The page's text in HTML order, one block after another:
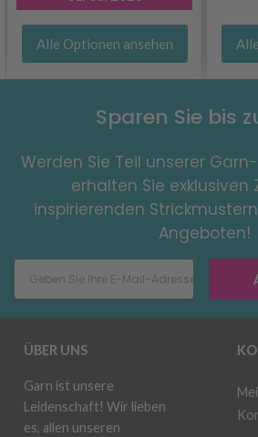
Alle Optionen ansehen
Sparen Sie bis
Werden Sie Teil unserer
erhalten Sie exklusiven
inspirierenden
Angeboten!
ÜBER UNS
Garn ist unsere
Leidenschaft! Wir lieben
es, allen unseren